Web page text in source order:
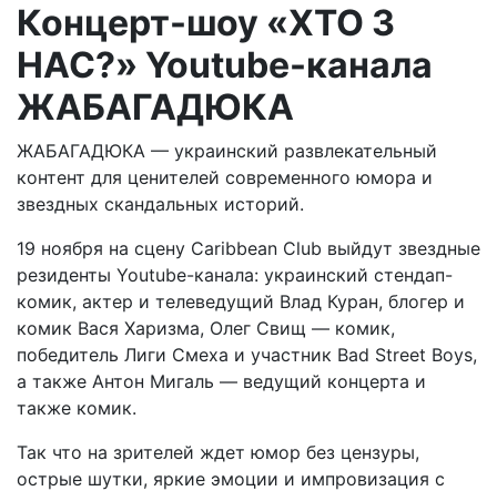
Концерт-шоу «ХТО З
НАС?» Youtube-канала
ЖАБАГАДЮКА
ЖАБАГАДЮКА — украинский развлекательный
контент для ценителей современного юмора и
звездных скандальных историй.
19 ноября на сцену Caribbean Club выйдут звездные
резиденты Youtube-канала: украинский стендап-
комик, актер и телеведущий Влад Куран, блогер и
комик Вася Харизма, Олег Свищ — комик,
победитель Лиги Смеха и участник Bad Street Boys,
а также Антон Мигаль — ведущий концерта и
также комик.
Так что на зрителей ждет юмор без цензуры,
острые шутки, яркие эмоции и импровизация с